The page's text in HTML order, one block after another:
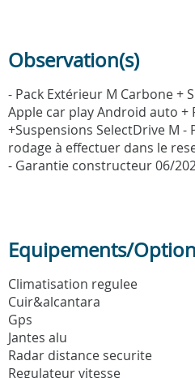
Observation(s)
- Pack Extérieur M Carbone +
Apple car play Android auto +
+Suspensions SelectDrive M
rodage à effectuer dans le
- Garantie constructeur 06/
Equipements/
Climatisation regulee
Cuir&alcantara
Gps
Jantes alu
Radar distance securite
Regulateur vitesse